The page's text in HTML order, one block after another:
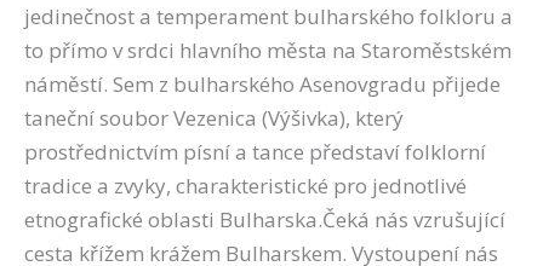
jedinečnost a temperament bulharského folkloru a
to přímo v srdci hlavního města na Staroměstském
náměstí. Sem z bulharského Asenovgradu přijede
taneční soubor Vezenica (Výšivka), který
prostřednictvím písní a tance představí folklorní
tradice a zvyky, charakteristické pro jednotlivé
etnografické oblasti Bulharska.Čeká nás vzrušující
cesta křížem krážem Bulharskem. Vystoupení nás